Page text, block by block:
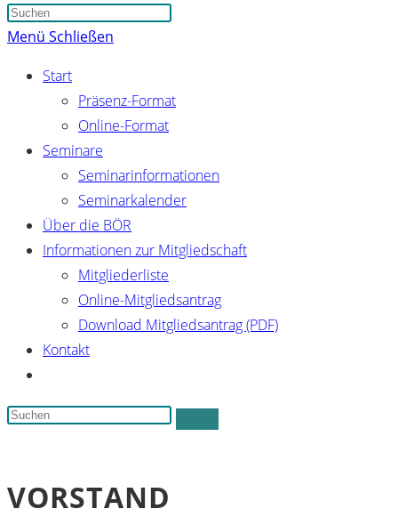
umschalten
Press
the
Menü Schließen
Start
Präsenz-Format
Online-Format
Seminare
Seminarinformationen
Seminarkalender
Über die BÖR
Informationen zur Mitgliedschaft
Mitgliederliste
Online-Mitgliedsantrag
Download Mitgliedsantrag (PDF)
Kontakt
umschalten
Diese
VORSTAND